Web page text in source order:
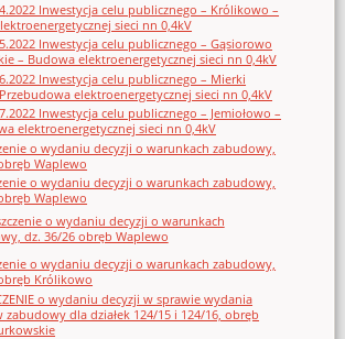
Inwestycja celu publicznego – Królikowo –
sieci nn 0,4kV
Inwestycja celu publicznego – Gąsiorowo
– Budowa elektroenergetycznej sieci nn 0,4kV
Inwestycja celu publicznego – Mierki
elektroenergetycznej sieci nn 0,4kV
Inwestycja celu publicznego – Jemiołowo –
elektroenergetycznej sieci nn 0,4kV
o wydaniu decyzji o warunkach zabudowy,
Waplewo
o wydaniu decyzji o warunkach zabudowy,
Waplewo
o wydaniu decyzji o warunkach
dz. 36/26 obręb Waplewo
o wydaniu decyzji o warunkach zabudowy,
Królikowo
o wydaniu decyzji w sprawie wydania
dla działek 124/15 i 124/16, obręb